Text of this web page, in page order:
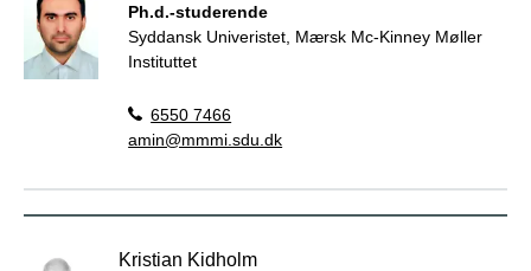
Ph.d.-studerende
Syddansk Univeristet, Mærsk Mc-Kinney Møller
Instituttet
6550 7466
amin@mmmi.sdu.dk
Kristian Kidholm